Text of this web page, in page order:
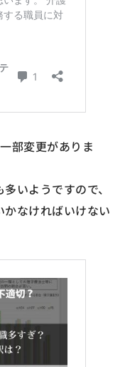
部変更がありま
いようですので、
なければいけない